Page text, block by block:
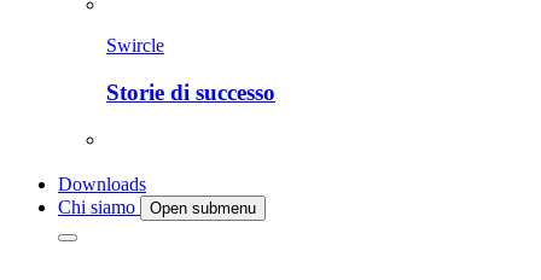
Swircle
Storie di successo
Downloads
Chi siamo
Open submenu